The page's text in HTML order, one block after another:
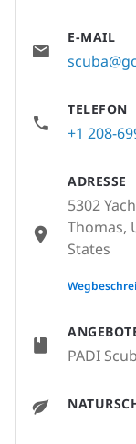
PADI
E-MAIL
TELEFON
+1 208-
ADRESSE
5302
Thomas,
States
None